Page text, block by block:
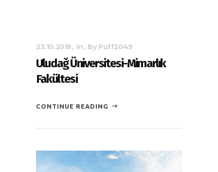
23.10.2018 In By Puff2049
Uludağ Üniversitesi-Mimarlık
Fakültesi
CONTINUE READING